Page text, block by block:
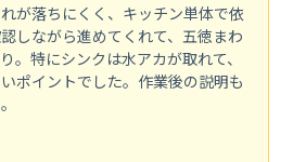
が落ちにくく、キッチン単体で依
しながら進めてくれて、五徳まわ
。特にシンクは水アカが取れて、
ポイントでした。作業後の説明も